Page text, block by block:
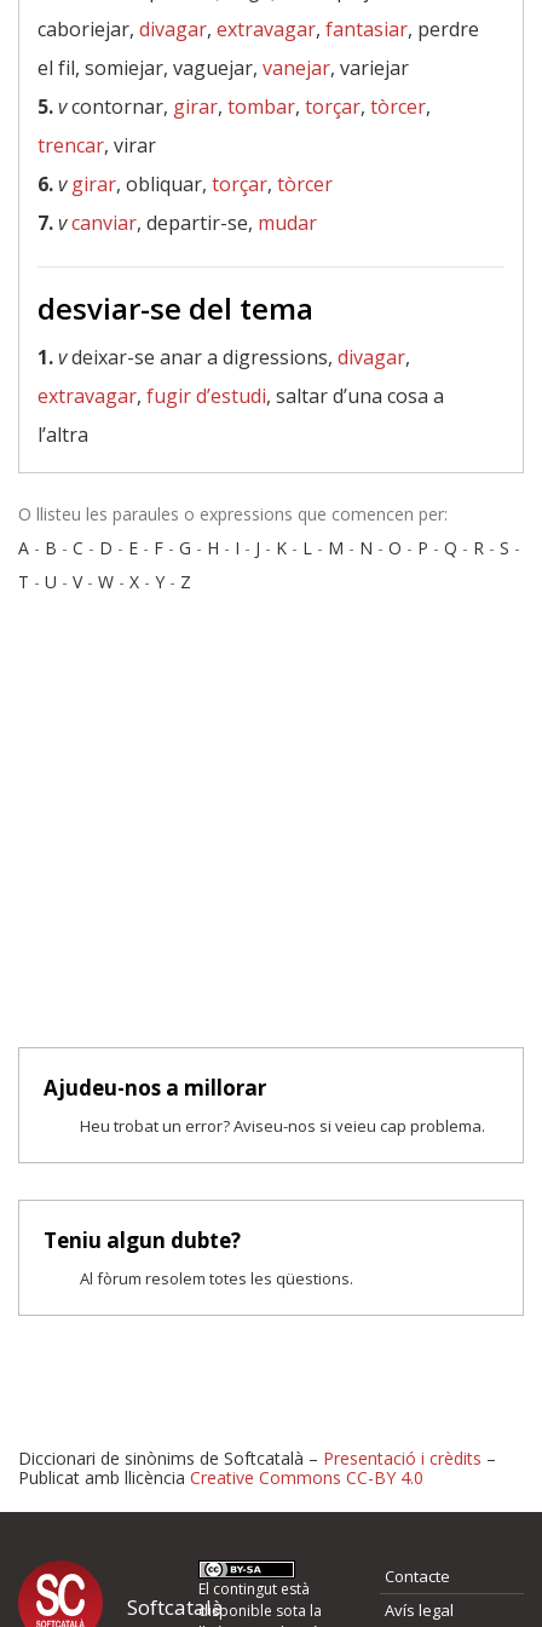
caboriejar, divagar, extravagar, fantasiar, perdre
el fil, somiejar, vaguejar, vanejar, variejar
5.vcontornar, girar, tombar, torçar, tòrcer,
trencar, virar
6.v girar, obliquar, torçar, tòrcer
7.vcanviar, departir-se, mudar
desviar-se del tema
1.vdeixar-se anar a digressions, divagar,
extravagar, fugir d’estudi, saltar d’una cosa a
l’altra
O llisteu les paraules o expressions que comencen per:
A - B - C - D - E - F - G - H - I - J - K - L - M - N - O - P - Q - R - S -
T - U - V- W - X - Y - Z
Ajudeu-nos a millorar
Heu trobat un error? Aviseu-nos si veieu cap problema.
Teniu algun dubte?
Al fòrum resolem totes les qüestions.
Proposeu-nos millores o
d'errors
Diccionari de sinònims de Softcatalà – Presentació i crèdits –
Publicat amb llicència Creative Commons CC-BY 4.0
Softcatalà
El contingut està
disponible sota la
Contacte
Avís legal